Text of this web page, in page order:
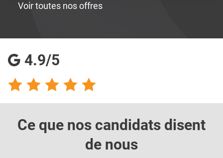
Voir toutes nos offres
4.9/5
Ce que nos candidats disent
de nous